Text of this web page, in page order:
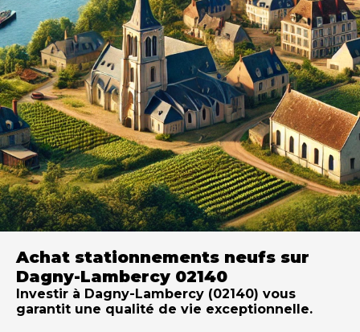
Achat stationnements neufs sur
Dagny-Lambercy 02140
Investir à Dagny-Lambercy (02140) vous
garantit une qualité de vie exceptionnelle.